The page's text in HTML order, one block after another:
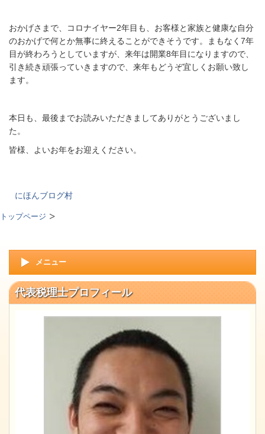
おかげさまで、コロナイヤー2年目も、お客様と家族と健康な自分
のおかげで何とか無事に終えることができそうです。まもなく7年
目が終わろうとしていますが、来年は開業8年目になりますので、
引き続き頑張っていきますので、来年もどうぞ宜しくお願い致し
ます。
本日も、最後までお読みいただきましてありがとうございまし
た。
皆様、よいお年をお迎えください。
にほんブログ村
トップページ
メニュー
代表税理士プロフィール